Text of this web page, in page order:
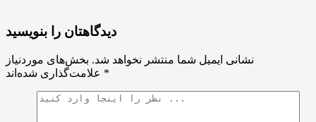
دیدگاهتان را بنویسید
نشانی ایمیل شما منتشر نخواهد شد. بخش‌های موردنیاز
*